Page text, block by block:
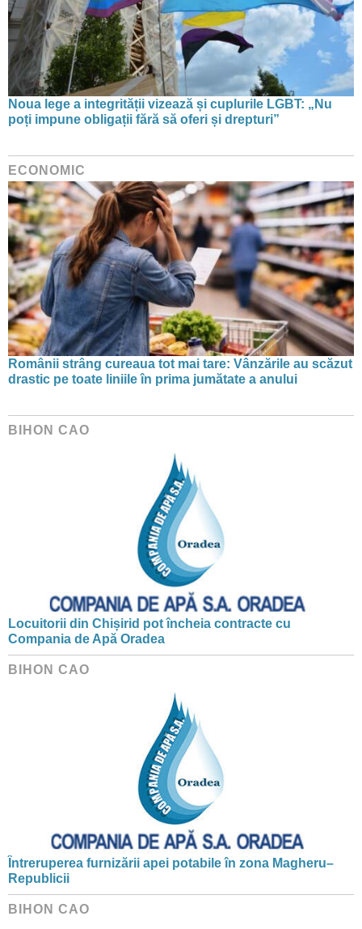
Noua lege a integrității vizează și cuplurile LGBT: „Nu
poți impune obligații fără să oferi și drepturi”
ECONOMIC
Românii strâng cureaua tot mai tare: Vânzările au scăzut
drastic pe toate liniile în prima jumătate a anului
BIHON CAO
Locuitorii din Chișirid pot încheia contracte cu
Compania de Apă Oradea
BIHON CAO
Întreruperea furnizării apei potabile în zona Magheru–
Republicii
BIHON CAO